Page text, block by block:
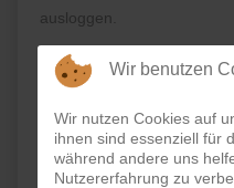
ausloggen.
Weitere Informationen
finden Sie in der
https://www.google.de/intl/
Wir benutzen
Wir nutzen Cookies auf
ihnen sind essenziell für
während andere uns
Nutzererfahrung zu